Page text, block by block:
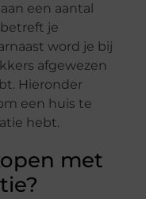
een aantal
je
word je bij
afgewezen
Hieronder
een huis te
hebt.
met